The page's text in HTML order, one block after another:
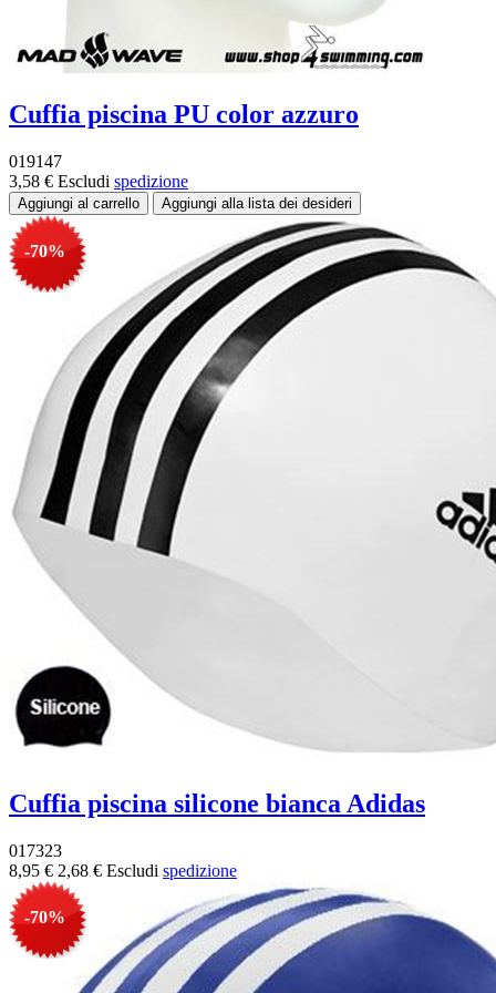
Cuffia piscina PU color azzuro
019147
3,58 € Escludi spedizione
-70%
Cuffia piscina silicone bianca Adidas
017323
8,95 € 2,68 € Escludi spedizione
-70%